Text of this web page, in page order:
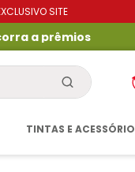
SITE
a prêmios
TINTAS E